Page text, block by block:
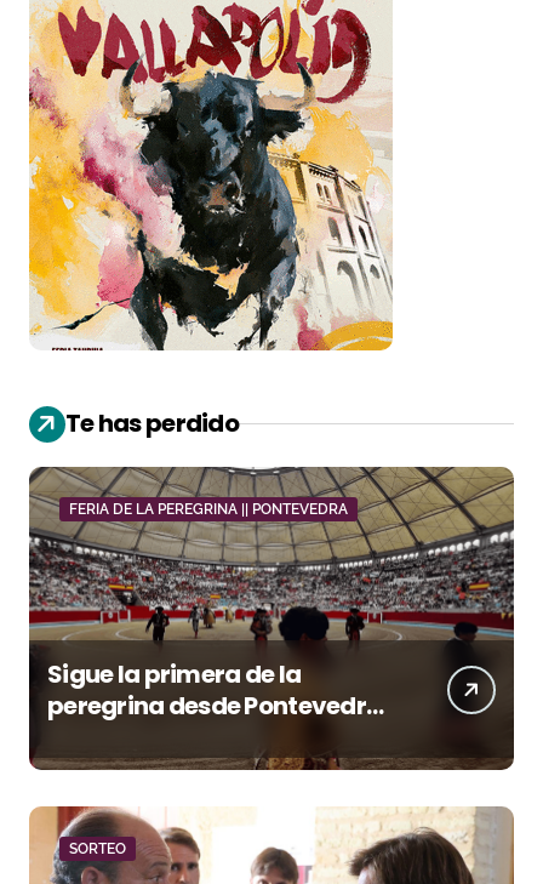
Te has perdido
FERIA DE LA PEREGRINA || PONTEVEDRA
Sigue la primera de la
peregrina desde Pontevedra
SORTEO